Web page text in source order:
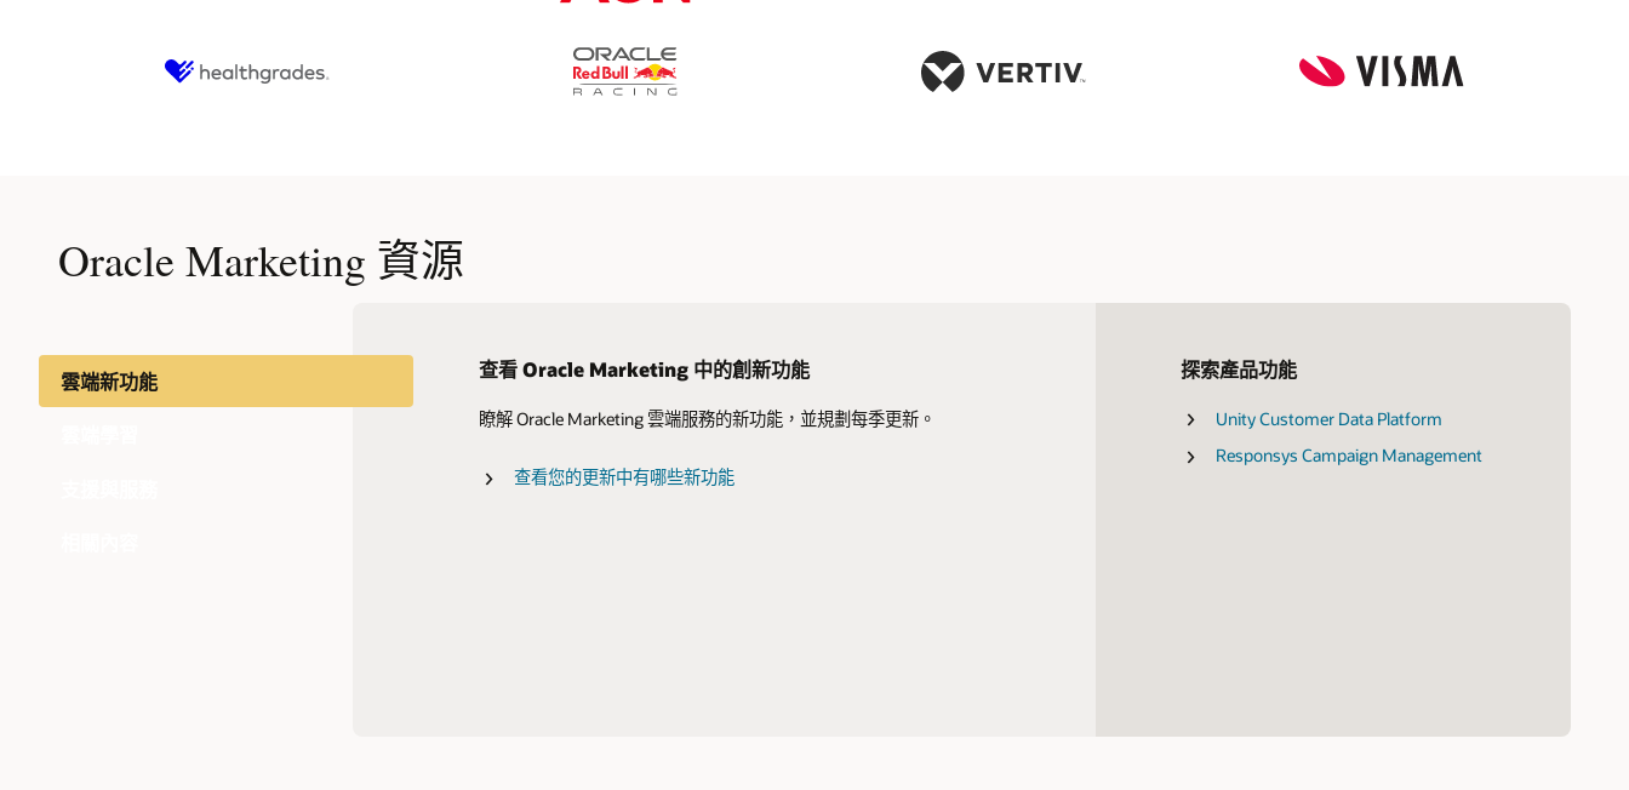
Oracle Marketing 資源
雲端新功能 查看 Oracle Marketing 中的創新功能
瞭解 Oracle Marketing 雲端服務的新功能，並規劃每季更新。
查看您的更新中有哪些新功能
探索產品功能
Unity Customer Data Platform
Responsys Campaign Management
瞭解為何 Oracle Marketing 獲選為領導者
Oracle CX 不僅僅提供電子郵件行銷服務，還能提供即時滿足每位客戶期望的
Oracle Marketing 與 Salesforce 的比較
Oracle Marketing 與 Adobe 的比較
CX 培訓與認證
Oracle 引導式學習
My Oracle Support 登入
Oracle Digital Experience Agency
Oracle Customer Success Services
適用於 CX 的 Oracle
Oracle CX 部落格
影片系列：規劃和準備導入 (PDF)
什麼是數位行銷？
什麼是行動行銷？